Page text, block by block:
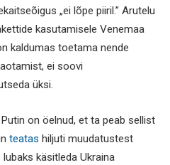
„ei lõpe piiril.” Arutelu
kasutamisele Venemaa
kaldumas toetama nende
ei soovi
üksi.
on öelnud, et ta peab sellist
teatas hiljuti muudatustest
käsitleda Ukraina